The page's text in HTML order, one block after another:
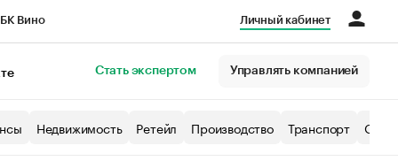
Вино Личный кабинет
Стать экспертом Управлять компанией
Недвижимость Ретейл Производство Транспорт